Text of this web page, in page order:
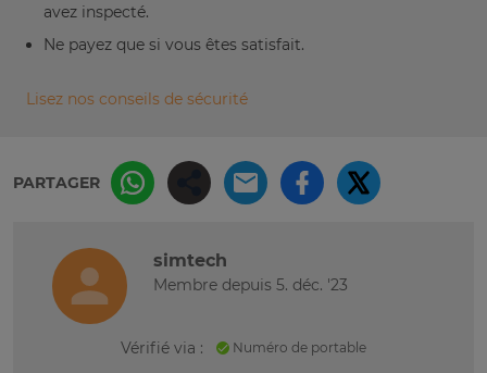
avez inspecté.
Ne payez que si vous êtes satisfait.
Lisez nos conseils de sécurité
PARTAGER
simtech
Membre depuis 5. déc. '23
Vérifié via : Numéro de portable